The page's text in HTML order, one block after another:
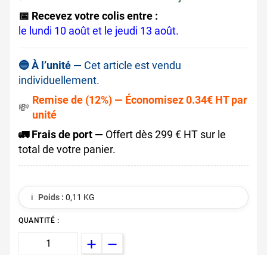
📅 Recevez votre colis entre :
le lundi 10 août et le jeudi 13 août.
🔵 À l’unité — Cet article est vendu
individuellement.
💸
Remise de (12%) — Économisez 0.34€ HT par
unité
🚛 Frais de port — Offert dès 299 € HT sur le
total de votre panier.
ℹ️ Poids : 0,11 KG
QUANTITÉ :